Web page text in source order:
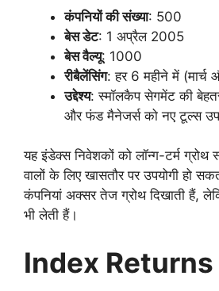
कंपनियों की संख्या: 500
बेस डेट: 1 अप्रैल 2005
बेस वैल्यू: 1000
रीबैलेंसिंग: हर 6 महीने में (मार्च
उद्देश्य: स्मॉलकैप सेगमेंट की
और फंड मैनेजर्स को नए टूल्स
यह इंडेक्स निवेशकों को लॉन्ग-टर्म ग्रोथ
वालों के लिए खासतौर पर उपयोगी हो
कंपनियां अक्सर तेज ग्रोथ दिखाती हैं,
भी लेती हैं।
Index Returns